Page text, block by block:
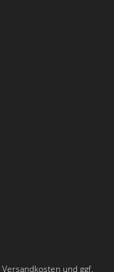
Versandkosten und ggf.